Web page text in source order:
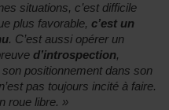
situations, c’est difficile
plus favorable, c’est un
. C’est aussi opérer un
d’introspection,
positionnement dans son
pas toujours incité à faire.
roue libre. »